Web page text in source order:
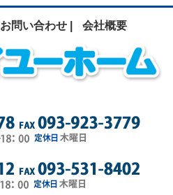
お問い合わせ | 会社概要